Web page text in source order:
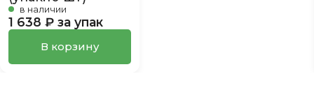
в наличии
1 638 ₽ за упак
В корзину